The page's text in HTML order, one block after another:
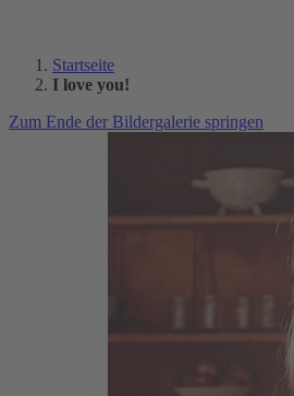
Startseite
I love you!
Zum Ende der Bildergalerie springen